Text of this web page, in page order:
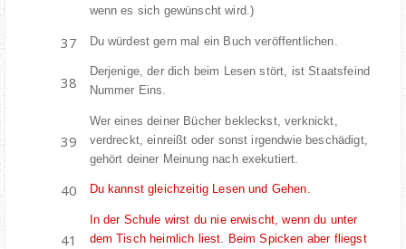
wenn es sich gewünscht wird.)
Du würdest gern mal ein Buch veröffentlichen.
Derjenige, der dich beim Lesen stört, ist Staatsfeind
Nummer Eins.
Wer eines deiner Bücher bekleckst, verknickt,
verdreckt, einreißt oder sonst irgendwie beschädigt,
gehört deiner Meinung nach exekutiert.
Du kannst gleichzeitig Lesen und Gehen.
In der Schule wirst du nie erwischt, wenn du unter
dem Tisch heimlich liest. Beim Spicken aber fliegst